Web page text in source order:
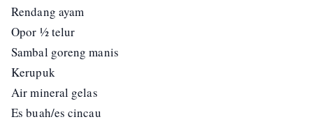
Rendang ayam
Opor ½ telur
Sambal goreng manis
Kerupuk
Air mineral gelas
Es buah/es cincau